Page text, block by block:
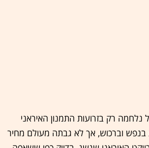
רק בזרועות התמנון האיראני
בנפש וברכוש, אך לא גבתה מעולם מחיר